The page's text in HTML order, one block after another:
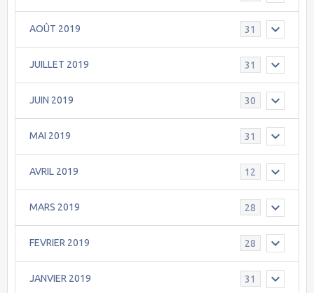
AOÛT 2019 31
JUILLET 2019 31
JUIN 2019 30
MAI 2019 31
AVRIL 2019 12
MARS 2019 28
FEVRIER 2019 28
JANVIER 2019 31